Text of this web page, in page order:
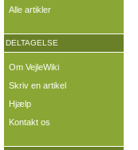
Alle artikler
DELTAGELSE
Om VejleWiki
Skriv en artikel
Hjælp
Kontakt os